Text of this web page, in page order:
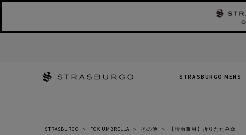
STRASBURGO MENS
STRASBURGO ＞ FOX UMBRELLA＞ その他 ＞ 【晴雨兼用】折りたたみ傘